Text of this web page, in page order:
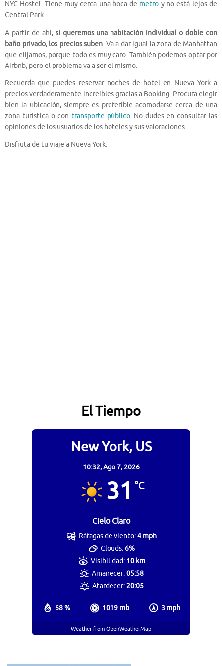
NYC Hostel. Tiene muy cerca una boca de metro y no está lejos de
Central Park.
A partir de ahí, si queremos una habitación individual o doble con
baño privado, los precios suben. Va a dar igual la zona de Manhattan
que elijamos, porque todo es muy caro. También podemos optar por
Airbnb, pero el problema va a ser el mismo.
Recuerda que puedes reservar noches de hotel en Nueva York a
precios verdaderamente increíbles gracias a Booking. Procura elegir
bien la ubicación, siempre es preferible acomodarse cerca de una
zona turística o con transporte público. No dudes en consultar las
opiniones de los usuarios de los hoteles y sus valoraciones.
Disfruta de tu viaje a Nueva York.
El Tiempo
New York, US
10:32,Ago 7, 2026
31 °C
Cielo Claro
68 % 1019 mb 3 mph
Ráfagas de viento:4 mph
Clouds:6%
Visibilidad: 10 km
Amanecer:05:58
Atardecer:20:05
Weather from OpenWeatherMap